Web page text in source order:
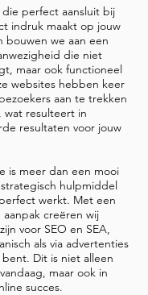
perfect aansluit bij
indruk maakt op jouw
bouwen we aan een
die niet
maar ook functioneel
websites hebben keer
aan te trekken
wat resulteert in
resultaten voor jouw
is meer dan een mooi
hulpmiddel
werkt. Met een
creëren wij
voor SEO en SEA,
als via advertenties
Dit is niet alleen
maar ook in
succes.